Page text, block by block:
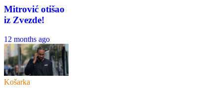
Mitrović otišao
iz Zvezde!
12 months ago
Košarka